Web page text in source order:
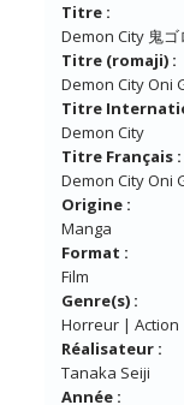
Titre :
Demon City 鬼ゴ
Titre (romaji) :
Demon City Oni
Titre
Demon City
Titre Français :
Demon City Oni
Origine :
Manga
Format :
Film
Genre(s) :
Horreur |
Réalisateur :
Tanaka Seiji
Année :